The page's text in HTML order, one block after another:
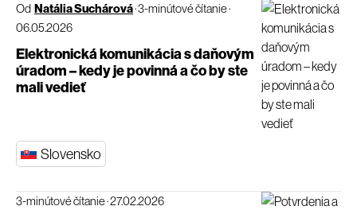
Od Natália Suchárová·3-minútové čítanie·
06.05.2026
Elektronická komunikácia s daňovým
úradom – kedy je povinná a čo by ste
mali vedieť
Slovensko
3-minútové čítanie·27.02.2026